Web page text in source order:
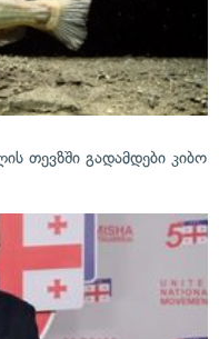
თევზში გადამდები კიბო